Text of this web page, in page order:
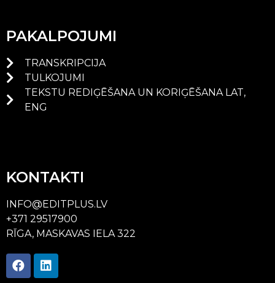
PAKALPOJUMI
TRANSKRIPCIJA
TULKOJUMI
TEKSTU REDIĢĒŠANA UN KORIĢĒŠANA LAT,
ENG
KONTAKTI
INFO@EDITPLUS.LV
+371 29517900
RĪGA, MASKAVAS IELA 322